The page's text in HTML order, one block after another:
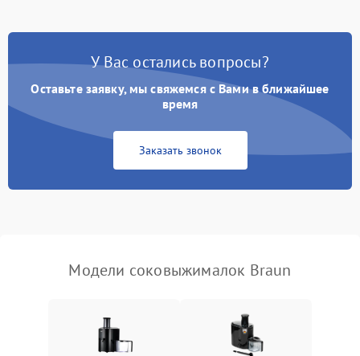
У Вас остались вопросы?
Оставьте заявку, мы свяжемся с Вами в ближайшее
время
Заказать звонок
Модели соковыжималок Braun